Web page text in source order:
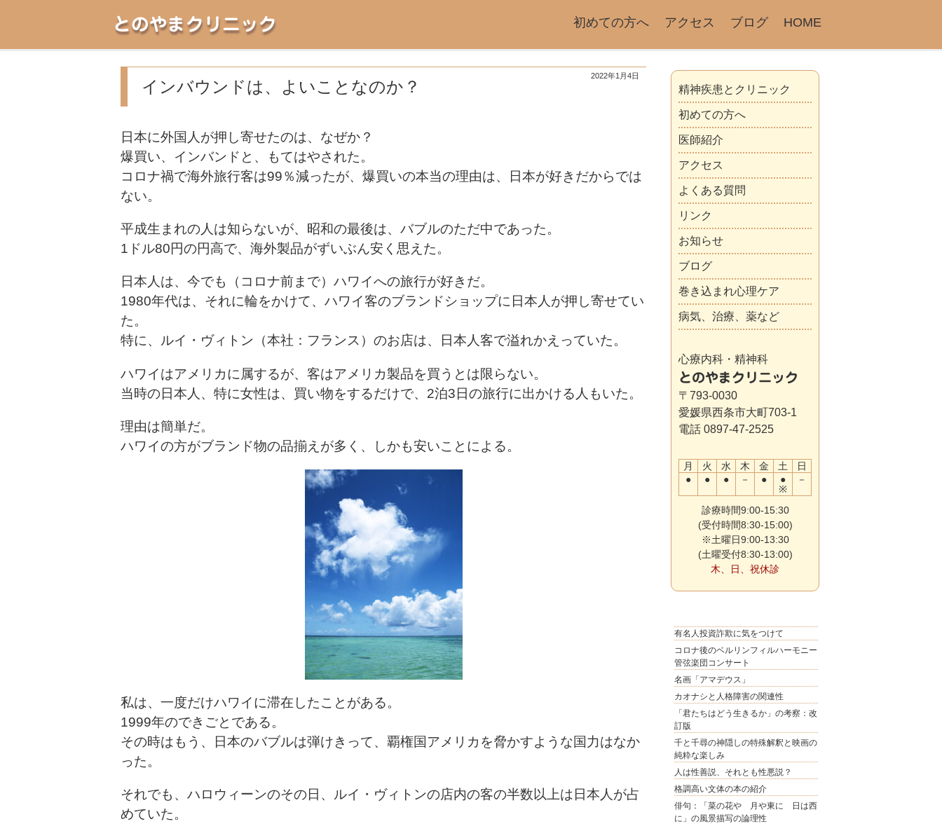
とのやまクリニック HOME
ブログ
アクセス
初めての方へ
2022年1月4日
インバウンドは、よいことなのか？
日本に外国人が押し寄せたのは、なぜか？
爆買い、インバンドと、もてはやされた。
コロナ禍で海外旅行客は99％減ったが、爆買いの本当の理由は、日本が好きだからでは
ない。
平成生まれの人は知らないが、昭和の最後は、バブルのただ中であった。
1ドル80円の円高で、海外製品がずいぶん安く思えた。
日本人は、今でも（コロナ前まで）ハワイへの旅行が好きだ。
1980年代は、それに輪をかけて、ハワイ客のブランドショップに日本人が押し寄せてい
た。
特に、ルイ・ヴィトン（本社：フランス）のお店は、日本人客で溢れかえっていた。
ハワイはアメリカに属するが、客はアメリカ製品を買うとは限らない。
当時の日本人、特に女性は、買い物をするだけで、2泊3日の旅行に出かける人もいた。
理由は簡単だ。
ハワイの方がブランド物の品揃えが多く、しかも安いことによる。
私は、一度だけハワイに滞在したことがある。
1999年のできごとである。
その時はもう、日本のバブルは弾けきって、覇権国アメリカを脅かすような国力はなか
った。
それでも、ハロウィーンのその日、ルイ・ヴィトンの店内の客の半数以上は日本人が占
めていた。
精神疾患とクリニック
初めての方へ
医師紹介
アクセス
よくある質問
リンク
お知らせ
ブログ
巻き込まれ心理ケア
病気、治療、薬など
心療内科・精神科
とのやまクリニック
〒793-0030
愛媛県西条市大町703-1
電話 0897-47-2525
月 火 水 木 金 土
日
●
● ● － ●
●
※
－
診療時間9:00-15:30
(受付時間8:30-15:00)
※土曜日9:00-13:30
(土曜受付8:30-13:00)
木、日、祝休診
有名人投資詐欺に気をつけて
コロナ後のベルリンフィルハーモニー
管弦楽団コンサート
名画「アマデウス」
カオナシと人格障害の関連性
「君たちはどう生きるか」の考察：改
訂版
千と千尋の神隠しの特殊解釈と映画の
純粋な楽しみ
人は性善説、それとも性悪説？
格調高い文体の本の紹介
俳句：「菜の花や 月や東に 日は西
に」の風景描写の論理性